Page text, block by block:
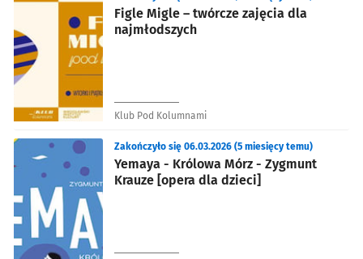
Figle Migle – twórcze zajęcia dla
najmłodszych
Klub Pod Kolumnami
Yemaya - Królowa Mórz - Zygmunt
Krauze [opera dla dzieci]
Zakończyło się 06.03.2026 (5 miesięcy temu)